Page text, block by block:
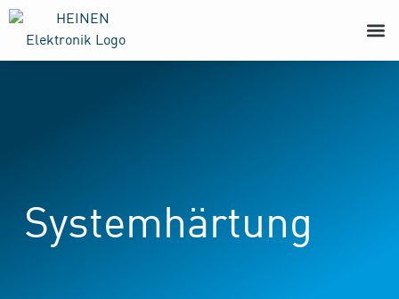
Systemhärtung